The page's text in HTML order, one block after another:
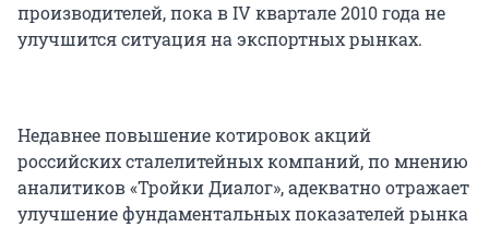
производителей, пока в IV квартале 2010 года не
улучшится ситуация на экспортных рынках.
Недавнее повышение котировок акций
российских сталелитейных компаний, по мнению
аналитиков «Тройки Диалог», адекватно отражает
улучшение фундаментальных показателей рынка